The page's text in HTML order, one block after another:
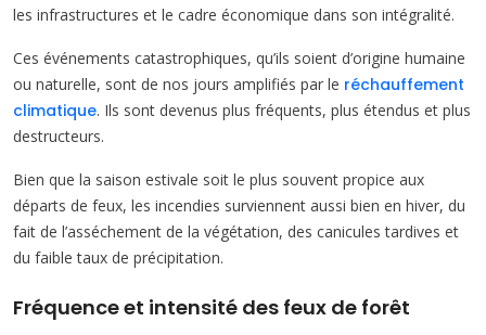
les infrastructures et le cadre économique dans son intégralité.
Ces événements catastrophiques, qu’ils soient d’origine humaine
ou naturelle, sont de nos jours amplifiés par le réchauffement
climatique. Ils sont devenus plus fréquents, plus étendus et plus
destructeurs.
Bien que la saison estivale soit le plus souvent propice aux
départs de feux, les incendies surviennent aussi bien en hiver, du
fait de l’asséchement de la végétation, des canicules tardives et
du faible taux de précipitation.
Fréquence et intensité des feux de forêt